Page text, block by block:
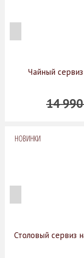
Контакты
Чайный
14
НОВИНКИ
Столовый сервиз